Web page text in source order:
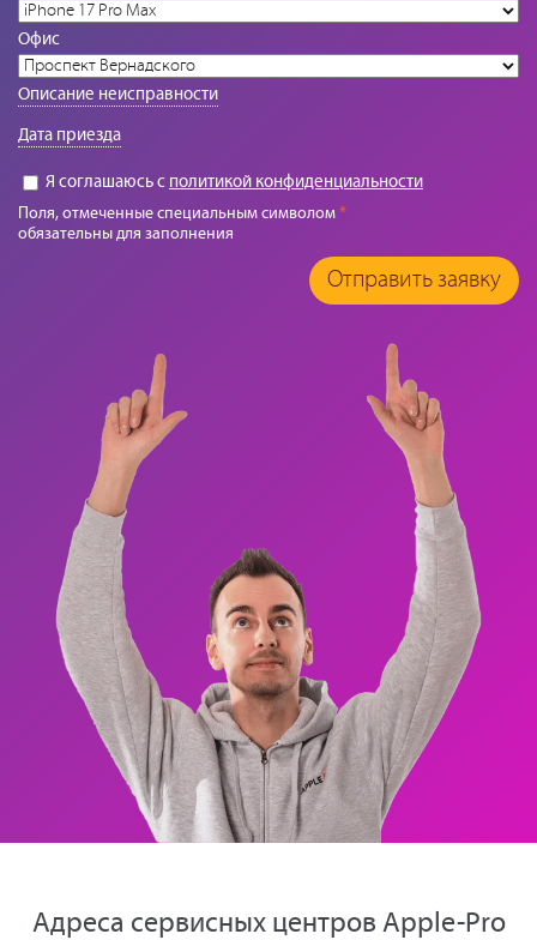
Офис
Описание неисправности
Дата приезда
Я соглашаюсь с политикой конфиденциальности
Поля, отмеченные специальным символом*
обязательны для заполнения
Отправить заявку
Адреса сервисных центров Apple-Pro